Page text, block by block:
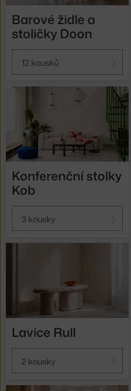
Barové židle a
stoličky Doon
12 kousků
Konferenční stolky
Kob
3 kousky
Lavice Rull
2 kousky